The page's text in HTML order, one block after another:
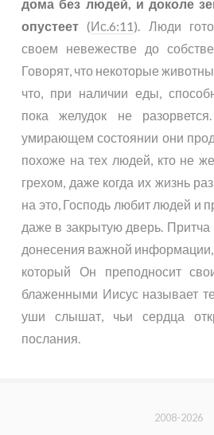
дома без людей, и доколе
опустеет (Ис.6:11 ). Люди
своем невежестве до
Говорят, что некоторые
что, при наличии еды,
пока желудок не
умирающем состоянии они
похоже на тех людей, кто не
грехом, даже когда их жизнь
на это, Господь любит людей и
даже в закрытую дверь. Притча
донесения важной информации,
который Он преподносит
блаженными Иисус называет
уши слышат, чьи сердца
послания.
2008-2026